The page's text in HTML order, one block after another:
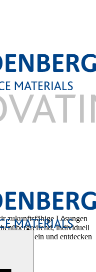
zukunftsfähige Lösungen
individuell
Sie ein und entdecken